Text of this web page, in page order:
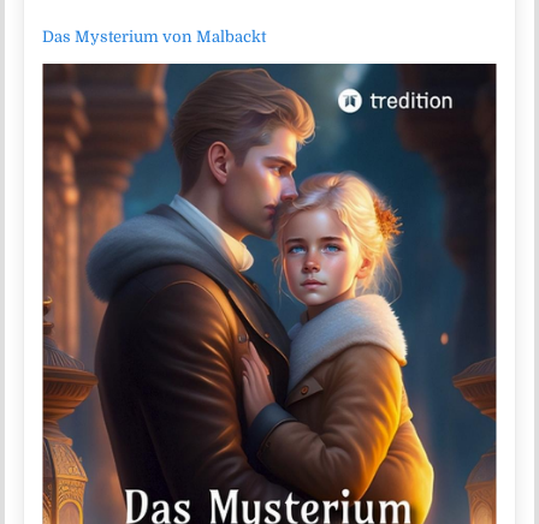
Das Mysterium von Malbackt